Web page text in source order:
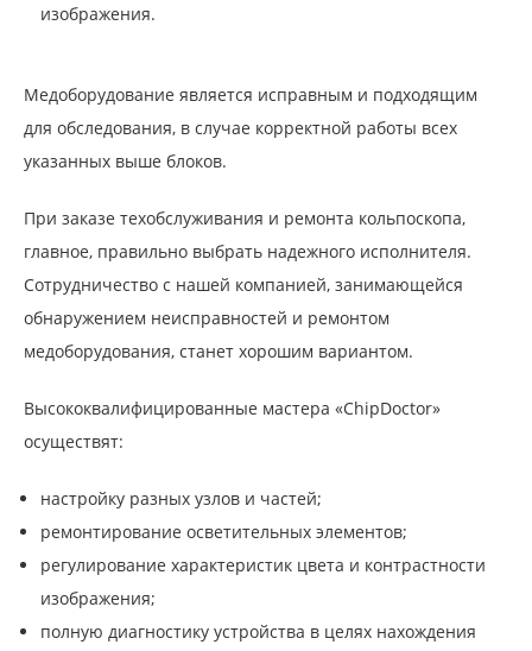
изображения.
Медоборудование является исправным и подходящим
для обследования, в случае корректной работы всех
указанных выше блоков.
При заказе техобслуживания и ремонта кольпоскопа,
главное, правильно выбрать надежного исполнителя.
Сотрудничество с нашей компанией, занимающейся
обнаружением неисправностей и ремонтом
медоборудования, станет хорошим вариантом.
Высококвалифицированные мастера «ChipDoctor»
осуществят:
настройку разных узлов и частей;
ремонтирование осветительных элементов;
регулирование характеристик цвета и контрастности
изображения;
полную диагностику устройства в целях нахождения